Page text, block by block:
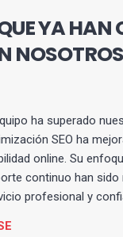
YA
NOSOTROS
ha superado
SEO ha
online. Su enfoque
continuo han sido
profesional y